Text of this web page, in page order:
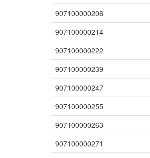
907100000206
907100000214
907100000222
907100000239
907100000247
907100000255
907100000263
907100000271